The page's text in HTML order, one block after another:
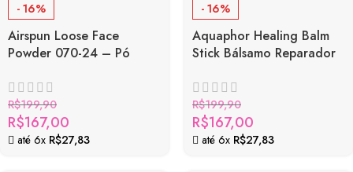
- 16%
Airspun Loose Face
Powder 070-24 – Pó
R$199,90
R$167,00
até 6x R$27,83
- 16%
Aquaphor Healing Balm
Stick Bálsamo Reparador
Extremamente Seca
R$199,90
R$167,00
até 6x R$27,83